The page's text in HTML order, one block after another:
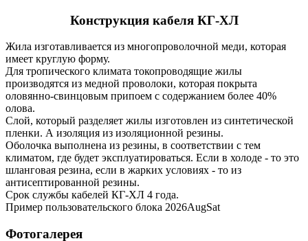
Конструкция кабеля КГ-ХЛ
Жила изготавливается из многопроволочной меди, которая
имеет круглую форму.
Для тропического климата токопроводящие жилы
производятся из медной проволоки, которая покрыта
оловянно-свинцовым припоем с содержанием более 40%
олова.
Слой, который разделяет жилы изготовлен из синтетической
пленки. А изоляция из изоляционной резины.
Оболочка выполнена из резины, в соответствии с тем
климатом, где будет эксплуатироваться. Если в холоде - то это
шланговая резина, если в жарких условиях - то из
антисептированной резины.
Срок службы кабелей КГ-ХЛ 4 года.
Пример пользовательского блока 2026AugSat
Фотогалерея